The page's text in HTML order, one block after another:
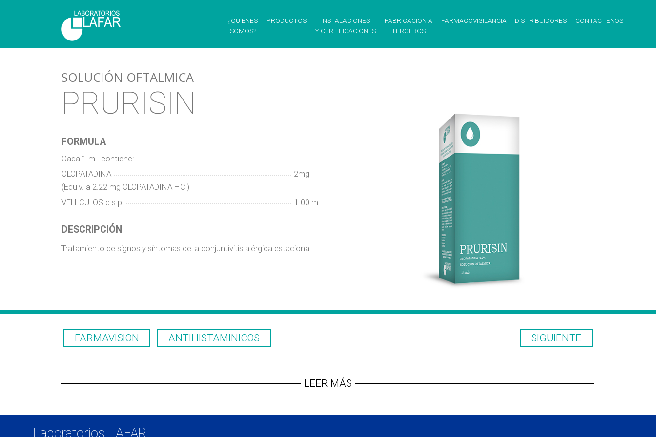
¿QUIENES
SOMOS?
PRODUCTOS
INSTALACIONES
Y CERTIFICACIONES
FABRICACION A
TERCEROS
FARMACOVIGILANCIA DISTRIBUIDORES CONTACTENOS
SOLUCIÓN OFTALMICA
PRURISIN
FORMULA
Cada 1 mL contiene:
OLOPATADINA
2mg
(Equiv. a 2.22 mg OLOPATADINA HCl)
VEHICULOS c.s.p.
1.00 mL
DESCRIPCIÓN
Tratamiento de signos y síntomas de la conjuntivitis alérgica estacional.
FARMAVISION ANTIHISTAMINICOS SIGUIENTE
LEER MÁS
Hipersensibilidad a los componentes de la fórmula.
Laboratorios LAFAR